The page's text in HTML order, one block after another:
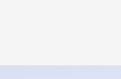
계 법령에 따라 별도 보관이
이용자는 개인정보 수집 및